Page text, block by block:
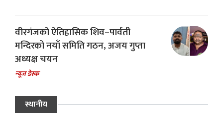
वीरगंजको ऐतिहासिक शिव–पार्वती
मन्दिरको नयाँ समिति गठन, अजय गुप्ता
अध्यक्ष चयन
न्यूज डेस्क
स्थानीय